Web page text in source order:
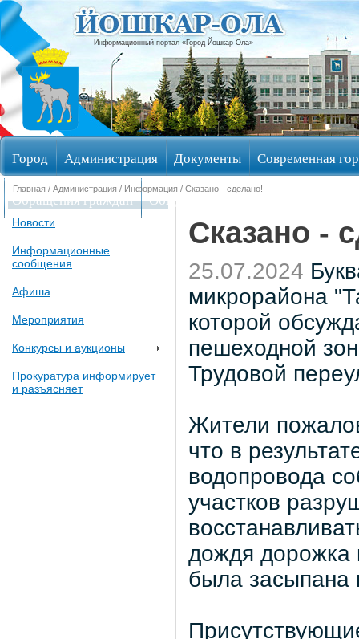
Информационный портал «Город Йошкар-Ола»
Город Администрация Документы Современная
Обращения граждан Общественные обсуждения
Главная / Администрация / Информация / Сказано - сделано!
Новости
Информационные
сообщения
Афиша
Мероприятия
Конкурсы и аукционы
Прокуратура информирует
и разъясняет
Сказано -
25.07.2024
микрорайона
которой
пешеходной
Трудовой
Жители
что в
водопровода
участков
дождя дорожка
была засыпана